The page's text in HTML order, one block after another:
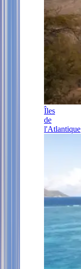
Îles
de
l'Atlantique